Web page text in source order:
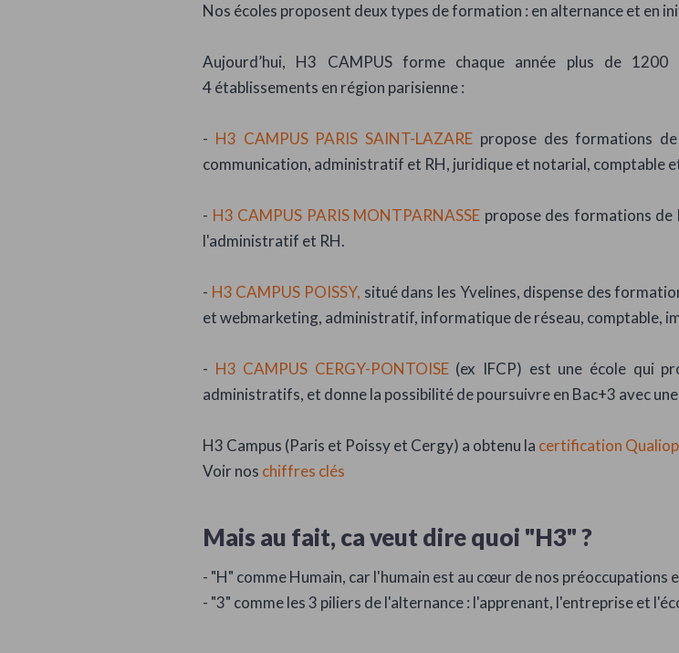
Nos écoles proposent deux types de formation : en alternance et en
Aujourd’hui, H3 CAMPUS forme chaque année plus de
4 établissements en région parisienne :
- H3 CAMPUS PARIS SAINT-LAZARE propose des formations
communication, administratif et RH, juridique et notarial, comptable
- H3 CAMPUS PARIS MONTPARNASSE propose des formations de
l'administratif et RH.
- H3 CAMPUS POISSY, situé dans les Yvelines, dispense des
et webmarketing, administratif, informatique de réseau, comptable,
- H3 CAMPUS CERGY-PONTOISE(ex IFCP) est une école qui
administratifs, et donne la possibilité de poursuivre en Bac+3 avec
H3 Campus (Paris et Poissy et Cergy) a obtenu la certification
Voir nos chiffres clés
Mais au fait, ca veut dire quoi "H3" ?
- "H" comme Humain, car l'humain est au cœur de nos préoccupations
- "3" comme les 3 piliers de l'alternance : l'apprenant, l'entreprise et